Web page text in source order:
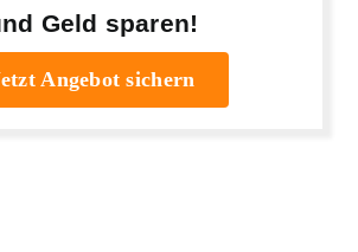
Geld sparen!
Angebot sichern